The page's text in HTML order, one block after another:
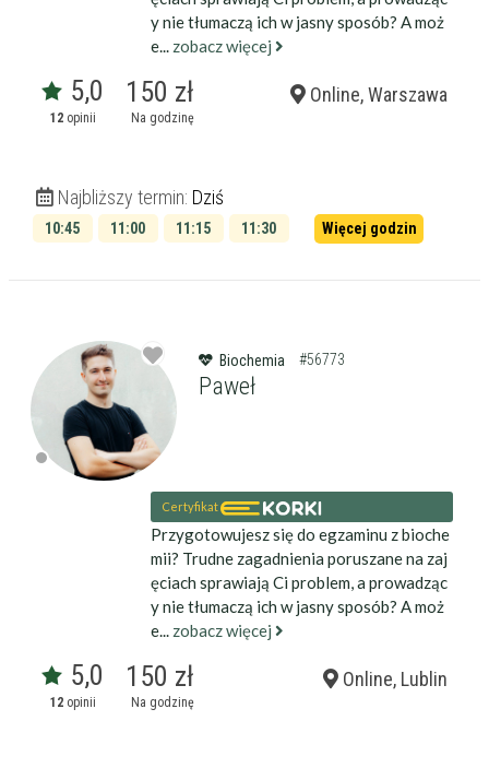
y nie tłumaczą ich w jasny sposób? A moż
e... zobacz więcej
5,0
12opinii
150 zł
Na godzinę
Online, Warszawa
Najbliższy termin: Dziś
10:45 11:00 11:15
11:30
Więcej godzin
Biochemia #56773
Paweł
Certyfikat
Przygotowujesz się do egzaminu z bioche
mii? Trudne zagadnienia poruszane na zaj
ęciach sprawiają Ci problem, a prowadząc
y nie tłumaczą ich w jasny sposób? A moż
e... zobacz więcej
5,0
12opinii
150 zł
Na godzinę
Online, Lublin